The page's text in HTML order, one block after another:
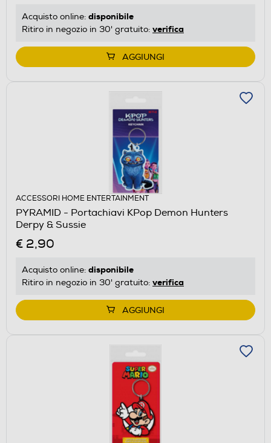
Acquisto online: disponibile
Ritiro in negozio in 30' gratuito: verifica
AGGIUNGI
ACCESSORI HOME ENTERTAINMENT
PYRAMID - Portachiavi KPop Demon Hunters
Derpy & Sussie
€ 2,90
Acquisto online: disponibile
Ritiro in negozio in 30' gratuito: verifica
AGGIUNGI